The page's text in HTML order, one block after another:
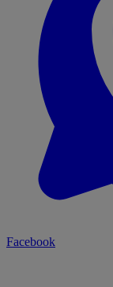
Facebook